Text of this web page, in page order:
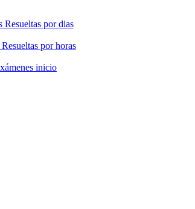
Resueltas por dias
Resueltas por horas
inicio